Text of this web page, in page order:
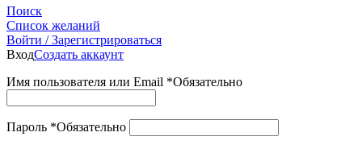
Поиск
Список желаний
Войти / Зарегистрироваться
ВходСоздать аккаунт
Имя пользователя или Email *Обязательно
Пароль *Обязательно